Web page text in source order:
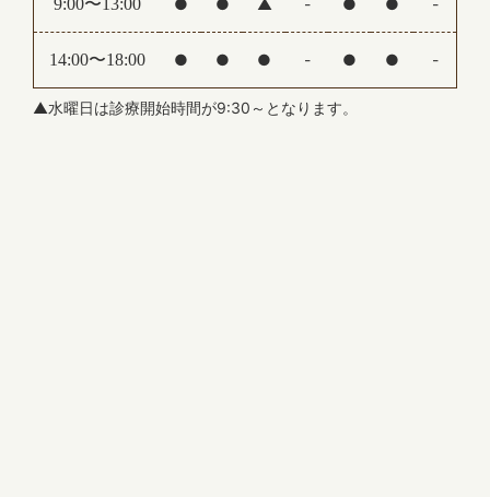
※新年は1月5日(月)より通常通り診療いたします。
【夏季休診のお知らせ】
9:00〜13:00 ● ● ▲ - ● ● -
14:00〜18:00 ● ● ● - ● ● -
▲水曜日は診療開始時間が9:30～となります。